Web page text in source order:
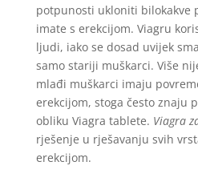
potpunosti ukloniti bilokakve
imate s erekcijom. Viagru
ljudi, iako se dosad uvijek
samo stariji muškarci. Više
mlađi muškarci imaju
erekcijom, stoga često znaju
obliku Viagra tablete. Viagra
rješenje u rješavanju svih
erekcijom.